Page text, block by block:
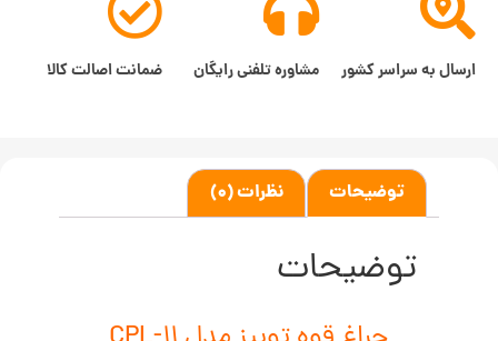
ارسال به سراسر کشور مشاوره تلفنی رایگان ضمانت اصالت کالا
توضیحات نظرات (0)
توضیحات